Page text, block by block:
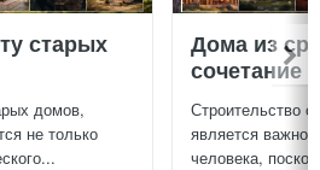
старых
домов,
не только
Дома из
сочетание
Строительство
является
человека,